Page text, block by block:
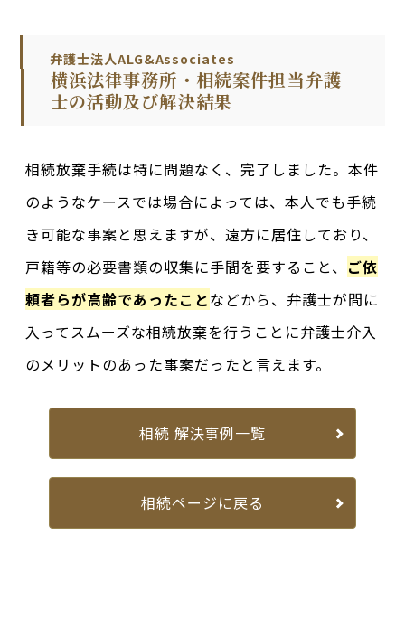
弁護士法人ALG&Associates
横浜法律事務所・相続案件担当弁護
士の活動及び解決結果
相続放棄手続は特に問題なく、完了しました。本件
のようなケースでは場合によっては、本人でも手続
き可能な事案と思えますが、遠方に居住しており、
戸籍等の必要書類の収集に手間を要すること、 ご依
頼者らが高齢であったことなどから、弁護士が間に
入ってスムーズな相続放棄を行うことに弁護士介入
のメリットのあった事案だったと言えます。
相続 解決事例一覧
相続ページに戻る